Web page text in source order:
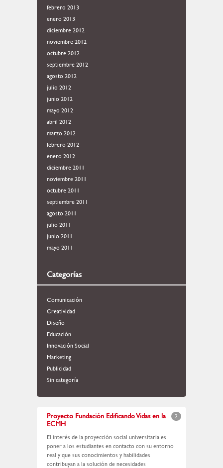
febrero 2013
enero 2013
diciembre 2012
noviembre 2012
octubre 2012
septiembre 2012
agosto 2012
julio 2012
junio 2012
mayo 2012
abril 2012
marzo 2012
febrero 2012
enero 2012
diciembre 2011
noviembre 2011
octubre 2011
septiembre 2011
agosto 2011
julio 2011
junio 2011
mayo 2011
Categorías
Comunicación
Creatividad
Diseño
Educación
Innovación Social
Marketing
Publicidad
Sin categoría
Proyecto Fundación Edificando Vidas en la
ECMH
2
El interés de la proyección social universitaria es
poner a los estudiantes en contacto con su entorno
real y que sus conocimientos y habilidades
contribuyan a la solución de necesidades